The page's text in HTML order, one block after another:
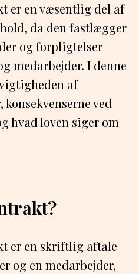
er en væsentlig del af
da den fastlægger
og forpligtelser
medarbejder. I denne
af
ved
hvad loven siger om
er en skriftlig aftale
og en medarbejder,